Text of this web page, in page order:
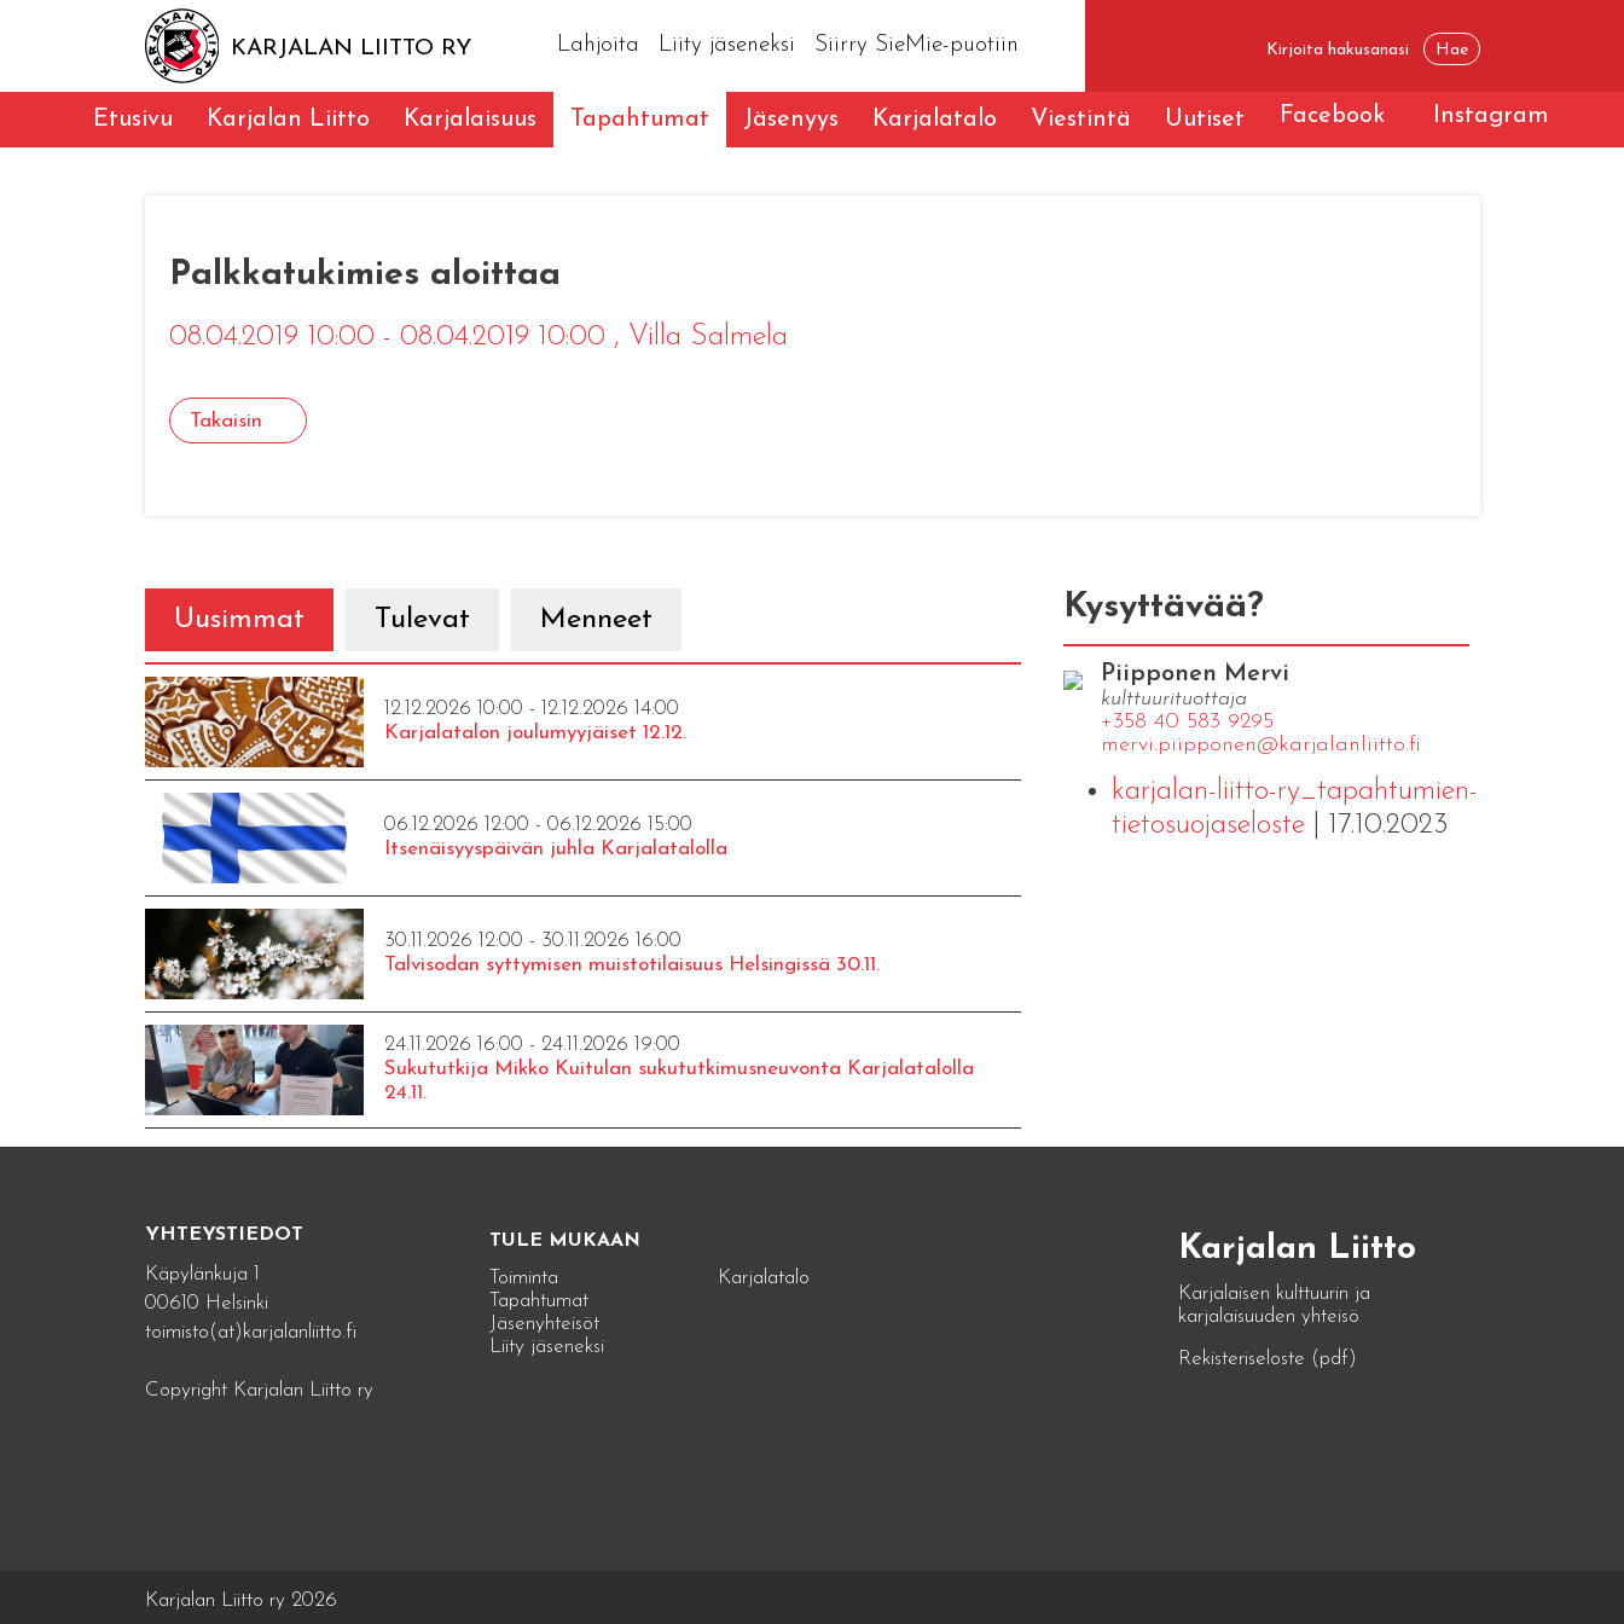
KARJALAN LIITTO RY Lahjoita Liity jäseneksi Siirry SieMie-puotiin
Etusivu Karjalan Liitto Karjalaisuus Tapahtumat Jäsenyys Karjalatalo Viestintä Uutiset Facebook Instagram
Palkkatukimies aloittaa
08.04.2019 10:00 - 08.04.2019 10:00 , Villa Salmela
Takaisin
Uusimmat Tulevat Menneet
12.12.2026 10:00 - 12.12.2026 14:00
Karjalatalon joulumyyjäiset 12.12.
06.12.2026 12:00 - 06.12.2026 15:00
Itsenäisyyspäivän juhla Karjalatalolla
30.11.2026 12:00 - 30.11.2026 16:00
Talvisodan syttymisen muistotilaisuus Helsingissä 30.11.
24.11.2026 16:00 - 24.11.2026 19:00
Sukututkija Mikko Kuitulan sukututkimusneuvonta Karjalatalolla
24.11.
Kysyttävää?
Piipponen Mervi
kulttuurituottaja
+358 40 583 9295
mervi.​piipponen@​kar​jala​nlii​tto.​fi
karjalan-liitto-ry_tapahtumien-
tietosuojaseloste| 17.10.2023
YHTEYSTIEDOT
Käpylänkuja 1
00610 Helsinki
toimisto(at)karjalanliitto.fi
Copyright Karjalan Liitto ry
TULE MUKAAN
Toiminta
Tapahtumat
Jäsenyhteisöt
Liity jäseneksi
Karjalatalo
Karjalan Liitto
Karjalaisen kulttuurin ja
karjalaisuuden yhteisö
Rekisteriseloste (pdf)
Karjalan Liitto ry 2026